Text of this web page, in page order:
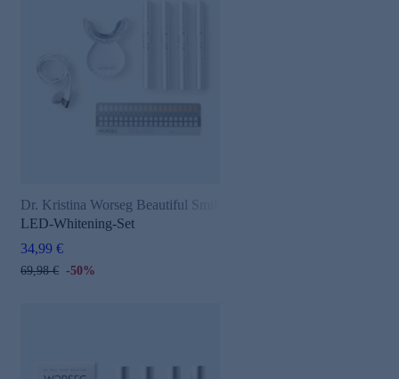
Dr. Kristina Worseg Beautiful Smile
LED-Whitening-Set
34,99 €
69,98 € -50%